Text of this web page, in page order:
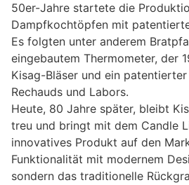
50er-Jahre startete die
Dampfkochtöpfen mit
Es folgten unter anderem
eingebautem Thermometer, der
Kisag-Bläser und ein
Rechauds und Labors.
Heute, 80 Jahre später, bleibt
treu und bringt mit dem Candle
innovatives Produkt auf den
Funktionalität mit modernem
sondern das traditionelle